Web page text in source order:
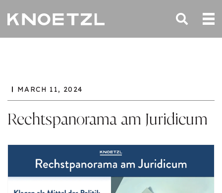
MARCH 11, 2024
Rechtspanorama am Juridicum